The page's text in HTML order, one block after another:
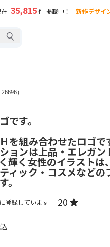
35,815件 掲載中！ 新作デザイ
）
です。
を組み合わせたロゴ
ョンは上品・エレガ
輝く女性のイラスト
ィック・コスメなど
。
登録しています 20